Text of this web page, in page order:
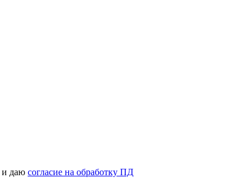
и даю согласие на обработку ПД